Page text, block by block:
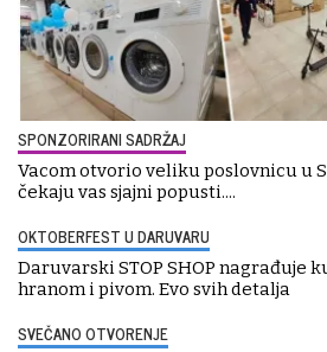
SPONZORIRANI SADRŽAJ
Vacom otvorio veliku poslovnicu u
čekaju vas sjajni popusti....
OKTOBERFEST U DARUVARU
Daruvarski STOP SHOP nagrađuje
hranom i pivom. Evo svih detalja
SVEČANO OTVORENJE